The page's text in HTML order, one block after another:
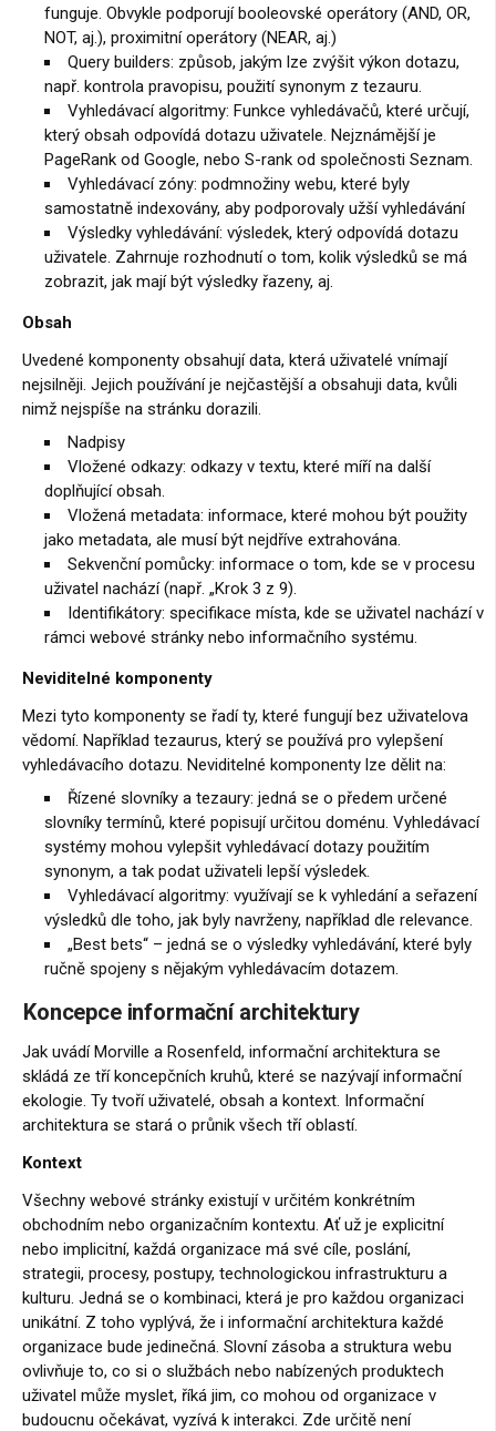
funguje. Obvykle podporují booleovské operátory (AND, OR,
NOT, aj.), proximitní operátory (NEAR, aj.)
Query builders: způsob, jakým lze zvýšit výkon dotazu,
např. kontrola pravopisu, použití synonym z tezauru.
Vyhledávací algoritmy: Funkce vyhledávačů, které určují,
který obsah odpovídá dotazu uživatele. Nejznámější je
PageRank od Google, nebo S-rank od společnosti Seznam.
Vyhledávací zóny: podmnožiny webu, které byly
samostatně indexovány, aby podporovaly užší vyhledávání
Výsledky vyhledávání: výsledek, který odpovídá dotazu
uživatele. Zahrnuje rozhodnutí o tom, kolik výsledků se má
zobrazit, jak mají být výsledky řazeny, aj.
Obsah
Uvedené komponenty obsahují data, která uživatelé vnímají
nejsilněji. Jejich používání je nejčastější a obsahuji data, kvůli
nimž nejspíše na stránku dorazili.
Nadpisy
Vložené odkazy: odkazy v textu, které míří na další
doplňující obsah.
Vložená metadata: informace, které mohou být použity
jako metadata, ale musí být nejdříve extrahována.
Sekvenční pomůcky: informace o tom, kde se v procesu
uživatel nachází (např. „Krok 3 z 9).
Identifikátory: specifikace místa, kde se uživatel nachází v
rámci webové stránky nebo informačního systému.
Neviditelné komponenty
Mezi tyto komponenty se řadí ty, které fungují bez uživatelova
vědomí. Například tezaurus, který se používá pro vylepšení
vyhledávacího dotazu. Neviditelné komponenty lze dělit na:
Řízené slovníky a tezaury: jedná se o předem určené
slovníky termínů, které popisují určitou doménu. Vyhledávací
systémy mohou vylepšit vyhledávací dotazy použitím
synonym, a tak podat uživateli lepší výsledek.
Vyhledávací algoritmy: využívají se k vyhledání a seřazení
výsledků dle toho, jak byly navrženy, například dle relevance.
„Best bets“ – jedná se o výsledky vyhledávání, které byly
ručně spojeny s nějakým vyhledávacím dotazem.
Koncepce informační architektury
Jak uvádí Morville a Rosenfeld, informační architektura se
skládá ze tří koncepčních kruhů, které se nazývají informační
ekologie. Ty tvoří uživatelé, obsah a kontext. Informační
architektura se stará o průnik všech tří oblastí.
Kontext
Všechny webové stránky existují v určitém konkrétním
obchodním nebo organizačním kontextu. Ať už je explicitní
nebo implicitní, každá organizace má své cíle, poslání,
strategii, procesy, postupy, technologickou infrastrukturu a
kulturu. Jedná se o kombinaci, která je pro každou organizaci
unikátní. Z toho vyplývá, že i informační architektura každé
organizace bude jedinečná. Slovní zásoba a struktura webu
ovlivňuje to, co si o službách nebo nabízených produktech
uživatel může myslet, říká jim, co mohou od organizace v
budoucnu očekávat, vyzívá k interakci. Zde určitě není